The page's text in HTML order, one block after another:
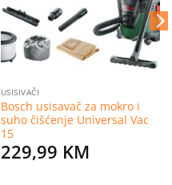
USISIVAČI
Bosch usisavač za mokro i
suho čišćenje Universal Vac
15
229,99 KM